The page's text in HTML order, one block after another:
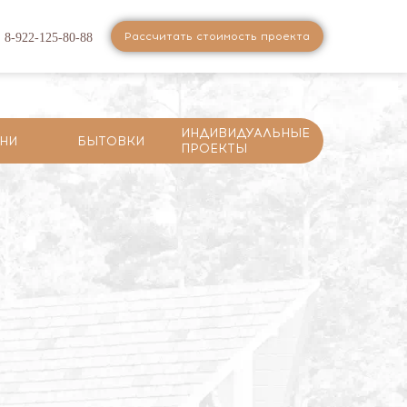
Рассчитать стоимость проекта
8-922-125-80-88
БЫТОВКИ
ИНДИВИДУАЛЬНЫЕ
ПРОЕКТЫ